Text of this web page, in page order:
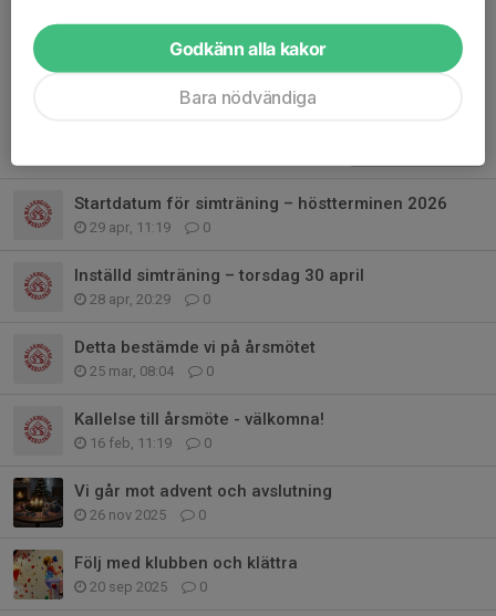
Startdatum för simträning – höstterminen 2026
29 apr, 11:19 0
Inställd simträning – torsdag 30 april
28 apr, 20:29 0
Detta bestämde vi på årsmötet
25 mar, 08:04 0
Kallelse till årsmöte - välkomna!
16 feb, 11:19 0
Vi går mot advent och avslutning
26 nov 2025 0
Följ med klubben och klättra
20 sep 2025 0
Godkänn alla kakor
Bara nödvändiga